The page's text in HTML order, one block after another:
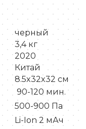
черный
3,4 кг
2020
Китай
8.5x32x32 см
90-120 мин.
500-900 Па
Li-Ion 2 мАч